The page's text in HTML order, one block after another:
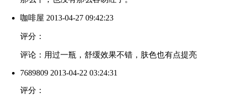
咖啡屋 2013-04-27 09:42:23
评分：
评论：用过一瓶，舒缓效果不错，肤色也有点提亮
7689809 2013-04-22 03:24:31
评分：